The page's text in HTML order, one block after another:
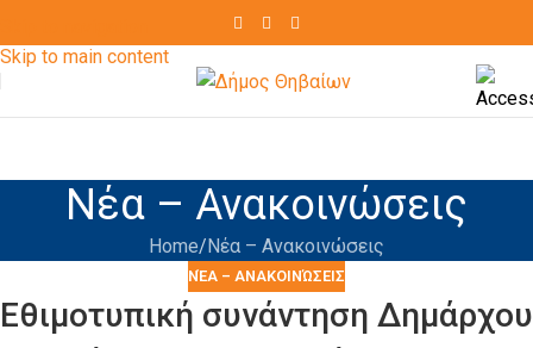
Skip to main content
Νέα – Ανακοινώσεις
Home Νέα – Ανακοινώσεις
ΝΈΑ – ΑΝΑΚΟΙΝΏΣΕΙΣ
Εθιμοτυπική συνάντηση Δημάρχου